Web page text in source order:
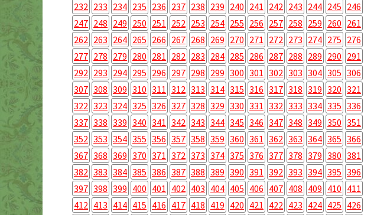
232 233 234 235 236 237 238 239 240 241 242 243 244 245 246
247 248 249 250 251 252 253 254 255 256 257 258 259 260 261
262 263 264 265 266 267 268 269 270 271 272 273 274 275 276
277 278 279 280 281 282 283 284 285 286 287 288 289 290 291
292 293 294 295 296 297 298 299 300 301 302 303 304 305 306
307 308 309 310 311 312 313 314 315 316 317 318 319 320 321
322 323 324 325 326 327 328 329 330 331 332 333 334 335 336
337 338 339 340 341 342 343 344 345 346 347 348 349 350 351
352 353 354 355 356 357 358 359 360 361 362 363 364 365 366
367 368 369 370 371 372 373 374 375 376 377 378 379 380 381
382 383 384 385 386 387 388 389 390 391 392 393 394 395 396
397 398 399 400 401 402 403 404 405 406 407 408 409 410 411
412 413 414 415 416 417 418 419 420 421 422 423 424 425 426